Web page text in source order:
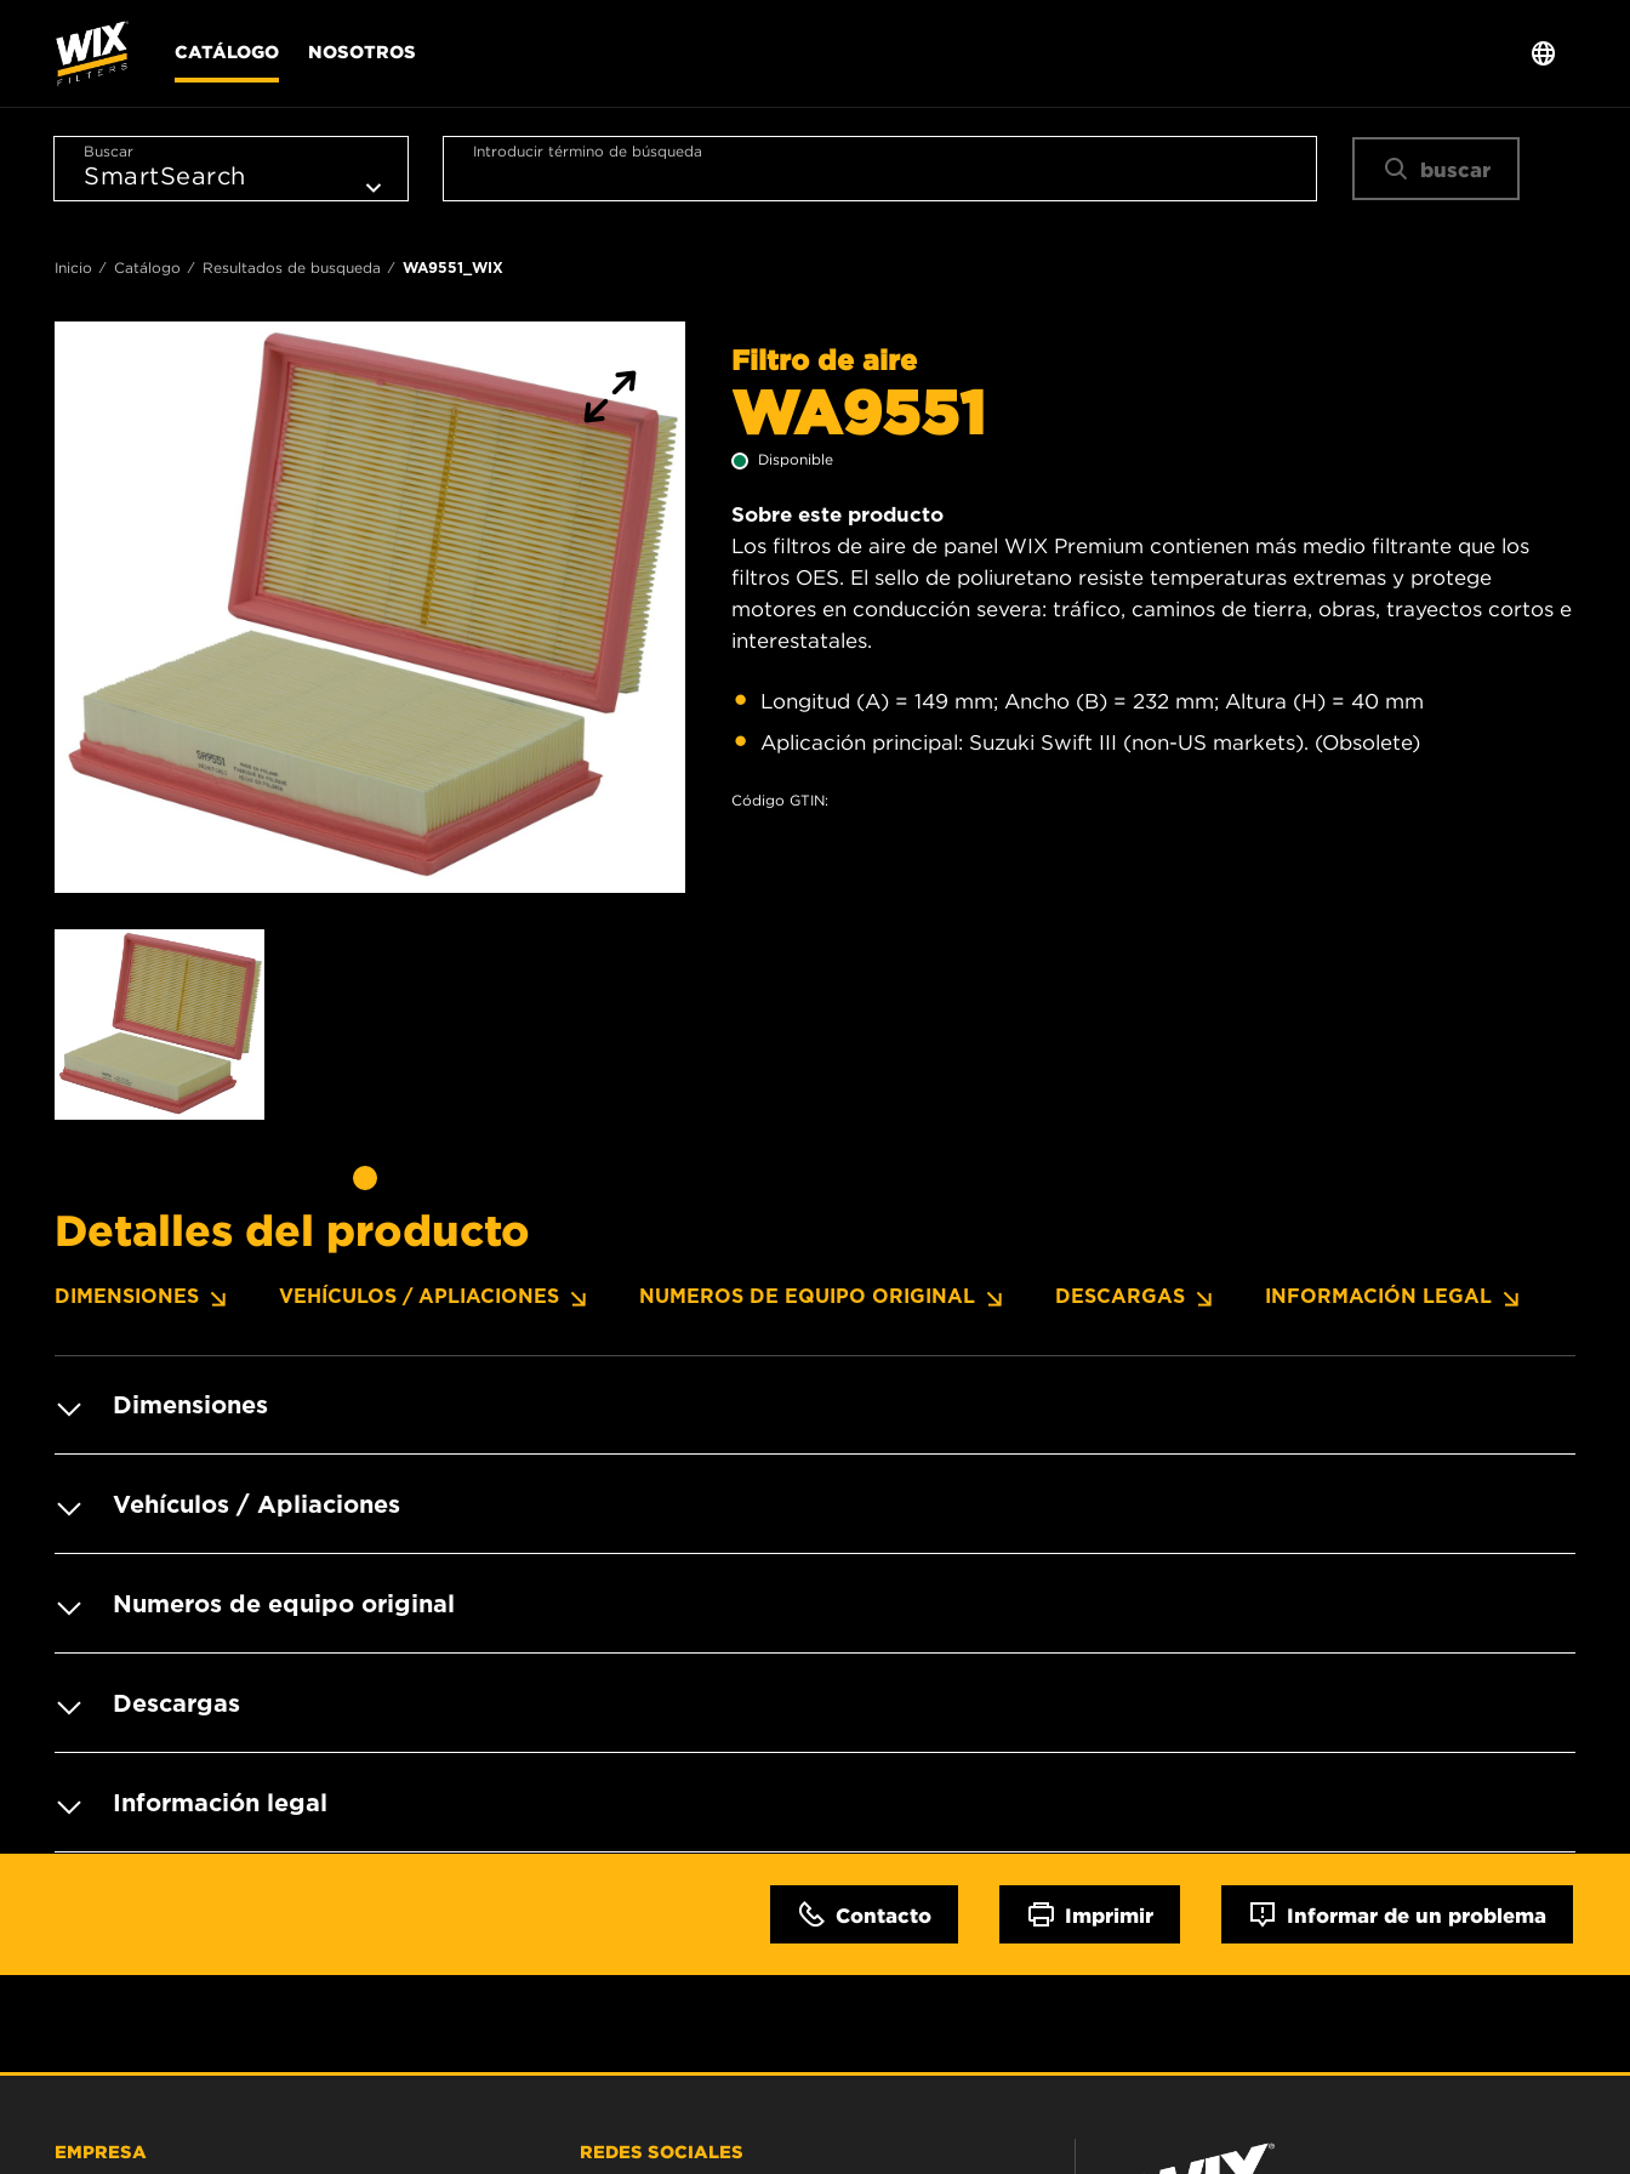
CATÁLOGO NOSOTROS
Buscar Introducir término de búsqueda
buscar
Inicio Catálogo Resultados de busqueda WA9551_WIX
Filtro de aire
WA9551
Disponible
Sobre este producto
Los filtros de aire de panel WIX Premium contienen más medio filtrante que los
filtros OES. El sello de poliuretano resiste temperaturas extremas y protege
motores en conducción severa: tráfico, caminos de tierra, obras, trayectos cortos e
interestatales.
Longitud (A) = 149 mm; Ancho (B) = 232 mm; Altura (H) = 40 mm
Aplicación principal: Suzuki Swift III (non-US markets). (Obsolete)
Código GTIN:
Detalles del producto
DIMENSIONES VEHÍCULOS / APLIACIONES NUMEROS DE EQUIPO ORIGINAL DESCARGAS INFORMACIÓN LEGAL
Dimensiones
Vehículos / Apliaciones
Numeros de equipo original
Descargas
Información legal
Contacto Imprimir Informar de un problema
EMPRESA REDES SOCIALES